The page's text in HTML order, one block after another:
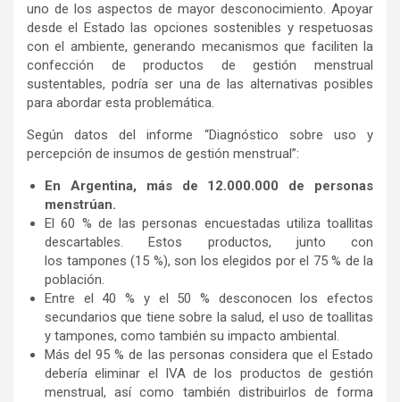
uno de los aspectos de mayor desconocimiento. Apoyar
desde el Estado las opciones sostenibles y respetuosas
con el ambiente, generando mecanismos que faciliten la
confección de productos de gestión menstrual
sustentables, podría ser una de las alternativas posibles
para abordar esta problemática.
Según datos del informe “Diagnóstico sobre uso y
percepción de insumos de gestión menstrual”:
En Argentina, más de 12.000.000 de personas
menstrúan.
El 60 % de las personas encuestadas utiliza toallitas
descartables. Estos productos, junto con
los tampones (15 %), son los elegidos por el 75 % de la
población.
Entre el 40 % y el 50 % desconocen los efectos
secundarios que tiene sobre la salud, el uso de toallitas
y tampones, como también su impacto ambiental.
Más del 95 % de las personas considera que el Estado
debería eliminar el IVA de los productos de gestión
menstrual, así como también distribuirlos de forma